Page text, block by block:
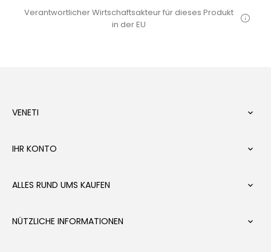
Verantwortlicher Wirtschaftsakteur für dieses Produkt
in der EU
VENETI 
IHR KONTO 
ALLES RUND UMS KAUFEN 
NÜTZLICHE INFORMATIONEN 